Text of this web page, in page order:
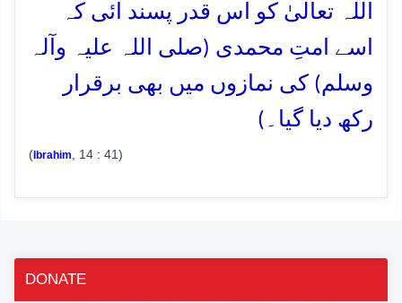
اللہ تعالیٰ کو اس قدر پسند آئی کہ
اسے امتِ محمدی (صلی اللہ علیہ وآلہ
وسلم) کی نمازوں میں بھی برقرار
رکھ دیا گیا۔)
(Ibrahim , 14 : 41)
DONATE